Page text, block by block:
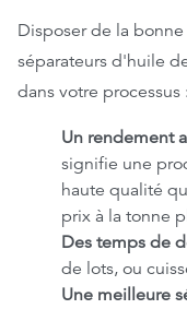
Disposer de la
séparateurs d'huile
dans votre processus :
Un rendement
signifie une
haute qualité
prix à la tonne
Des temps de
de lots, ou
Une meilleure